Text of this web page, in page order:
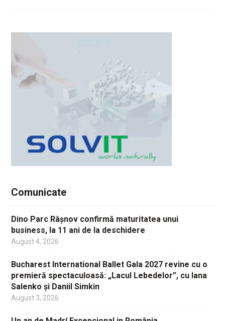
Comunicate
Dino Parc Râșnov confirmă maturitatea unui
business, la 11 ani de la deschidere
August 4, 2026
Bucharest International Ballet Gala 2027 revine cu o
premieră spectaculoasă: „Lacul Lebedelor”, cu Iana
Salenko și Daniil Simkin
August 3, 2026